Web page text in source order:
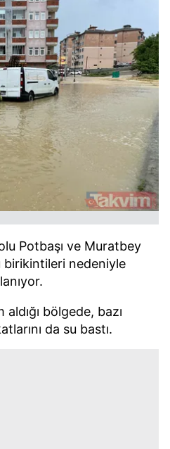
Potbaşı ve Muratbey
birikintileri nedeniyle
bölgede, bazı
da su bastı.